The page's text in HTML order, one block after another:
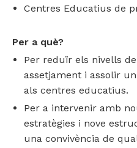
Centres Educatius de
Per a què?
Per reduïr els nivells
assetjament i assolir
als centres educatius.
Per a intervenir amb
estratègies i nove
una convivència de